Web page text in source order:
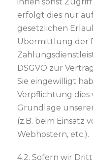
erfolgt dies nur
gesetzlichen
Übermittlung der
DSGVO zur
Sie eingewilligt
Verpflichtung dies
Grundlage
(z.B. beim Einsatz
Webhostern, etc.).
4.2. Sofern wir